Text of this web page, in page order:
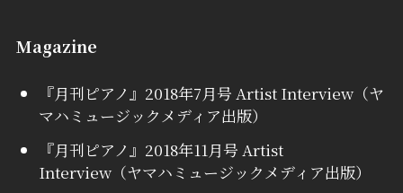
Magazine
『月刊ピアノ』2018年7月号 Artist Interview（ヤ
マハミュージックメディア出版）
『月刊ピアノ』2018年11月号 Artist
Interview（ヤマハミュージックメディア出版）